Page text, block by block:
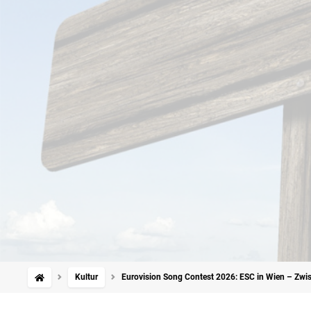
Kultur Eurovision Song Contest 2026: ESC in Wien –